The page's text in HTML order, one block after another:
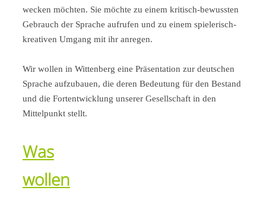
wecken möchten. Sie möchte zu einem kritisch-bewussten
Gebrauch der Sprache aufrufen und zu einem spielerisch-
kreativen Umgang mit ihr anregen.
Wir wollen in Wittenberg eine Präsentation zur deutschen
Sprache aufzubauen, die deren Bedeutung für den Bestand
und die Fortentwicklung unserer Gesellschaft in den
Mittelpunkt stellt.
Was
wollen